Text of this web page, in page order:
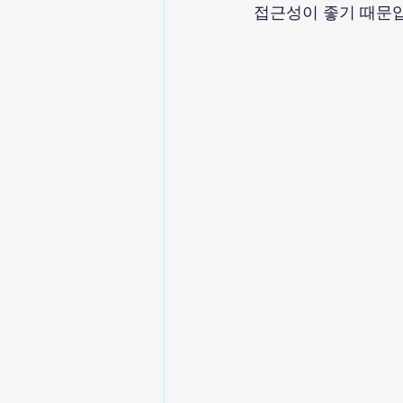
접근성이 좋기 때